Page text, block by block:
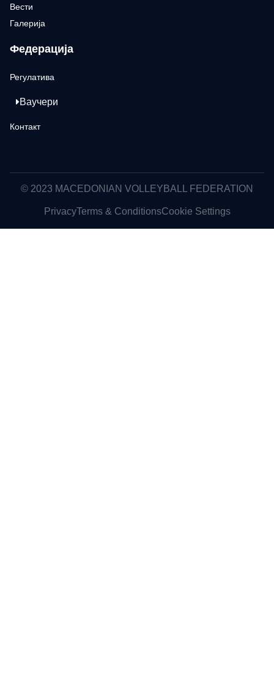
Вести
Галерија
Федерација
Регулатива
Ваучери
Контакт
© 2023 MACEDONIAN VOLLEYBALL FEDERATION
PrivacyTerms & ConditionsCookie Settings